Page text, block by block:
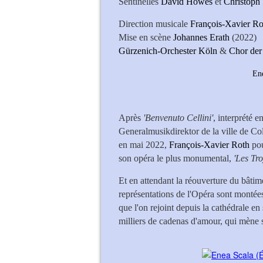
Direction musicale François-Xavier
Mise en scène Johannes Erath (2022)
Gürzenich-Orchester Köln & Chor
Enea
Après 'Benvenuto Cellini', interprété
Generalmusikdirektor de la ville de
en mai 2022, François-Xavier Roth
son opéra le plus monumental, 'Les
Et en attendant la réouverture du
représentations de l'Opéra sont
que l'on rejoint depuis la cathédrale
milliers de cadenas d'amour, qui